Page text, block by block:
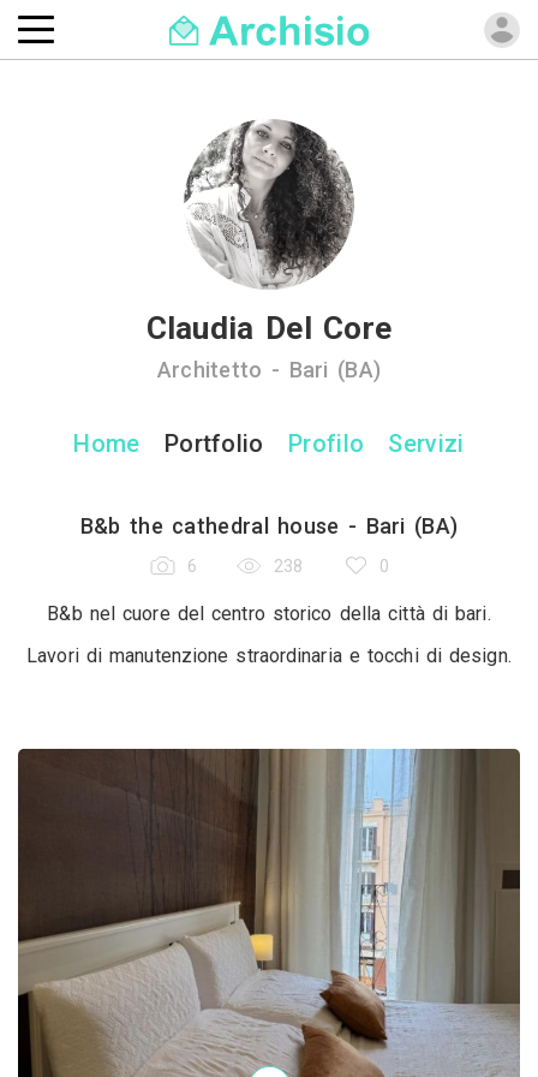
Claudia Del Core
Architetto - Bari (BA)
Home Portfolio Profilo Servizi
B&b the cathedral house - Bari (BA)
6 238 0
B&b nel cuore del centro storico della città di bari.
Lavori di manutenzione straordinaria e tocchi di design.